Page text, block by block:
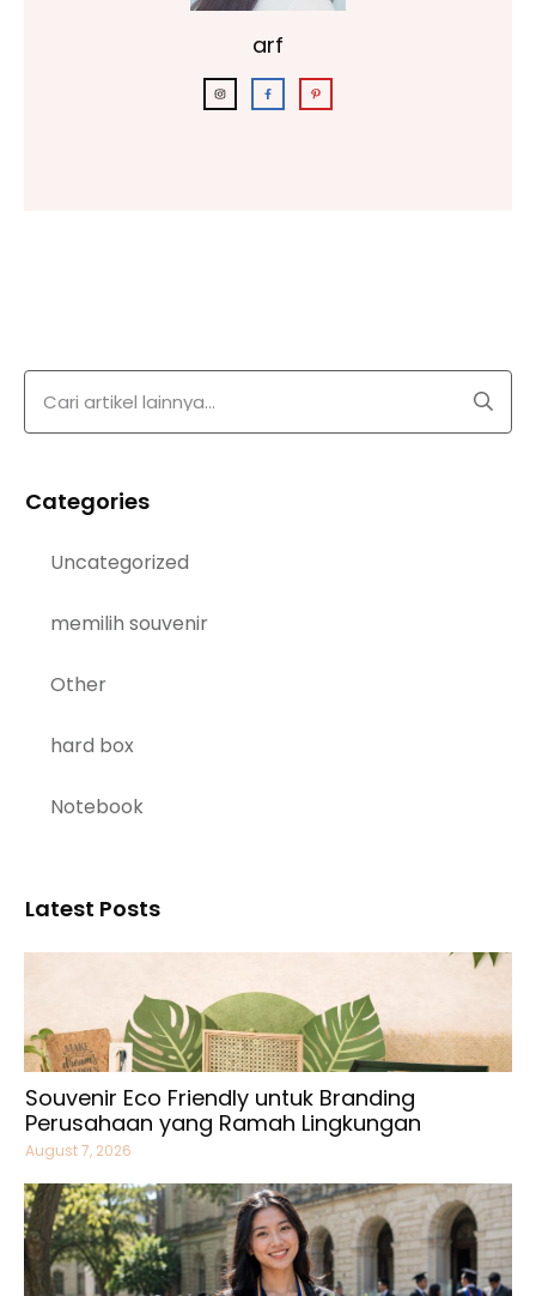
arf
Categories
Uncategorized
memilih souvenir
Other
hard box
Notebook
Latest Posts
Souvenir Eco Friendly untuk Branding
Perusahaan yang Ramah Lingkungan
August 7, 2026